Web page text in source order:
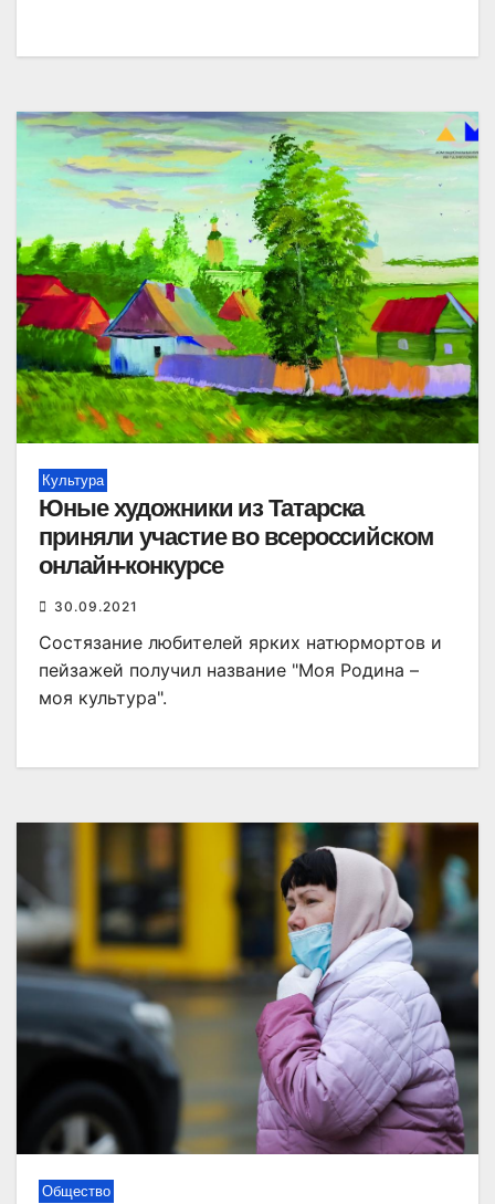
Культура
Юные художники из Татарска
приняли участие во всероссийском
онлайн-конкурсе
30.09.2021
Состязание любителей ярких натюрмортов и
пейзажей получил название "Моя Родина –
моя культура".
Общество